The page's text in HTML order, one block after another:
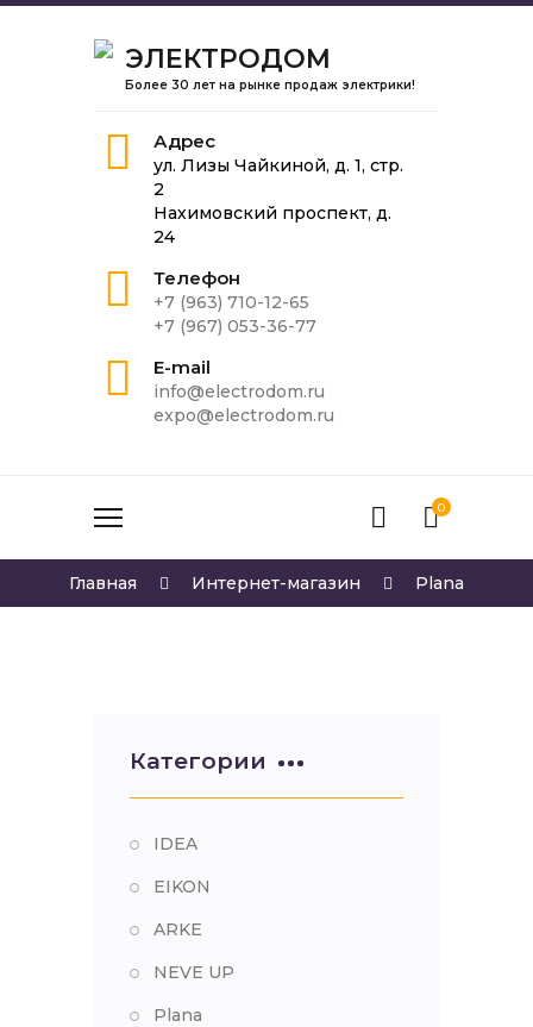
ЭЛЕКТРОДОМ
Более 30 лет на рынке продаж электрики!
Адрес
ул. Лизы Чайкиной, д. 1, стр.
2
Нахимовский проспект, д.
24
Телефон
+7 (963) 710-12-65
+7 (967) 053-36-77
E-mail
info@electrodom.ru
expo@electrodom.ru
0
Главная Интернет-магазин Plana
Категории
IDEA
EIKON
ARKE
NEVE UP
Plana